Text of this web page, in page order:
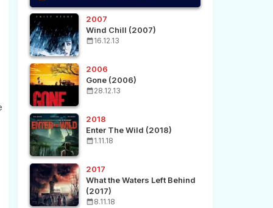
2007
Wind Chill (2007)
16.12.13
2006
Gone (2006)
28.12.13
2018
Enter The Wild (2018)
1.11.18
2017
What the Waters Left Behind
(2017)
8.11.18